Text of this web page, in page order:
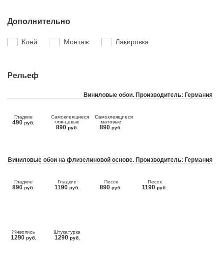
Дополнительно
Клей Монтаж Лакировка
Рельеф
Виниловые обои. Производитель: Германия
Гладкие
490 руб.
Самоклеящиеся
глянцевые
890 руб.
Самоклеящиеся
матовые
890 руб.
Виниловые обои на флизелиновой основе. Производитель: Германия
Гладкие
890 руб.
Гладкие
1190 руб.
Песок
890 руб.
Песок
1190 руб.
Живопись
1290 руб.
Штукатурка
1290 руб.